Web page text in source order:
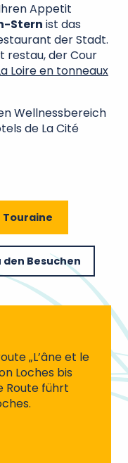
Appetit
Stern ist das
der Stadt.
restau, der Cour
Loire en tonneaux
Wellnessbereich
de La Cité
Touraine
Besuchen
„L’âne et le
Loches bis
Route führt